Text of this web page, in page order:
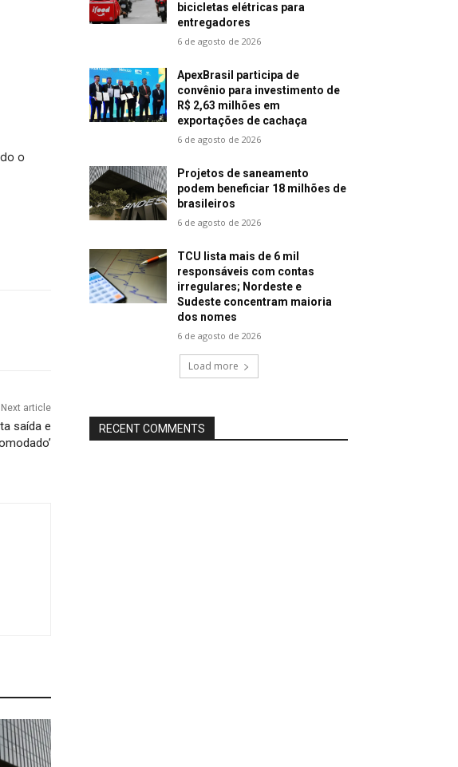
o
Next article
saída e
bicicletas elétricas para
entregadores
6 de agosto de 2026
ApexBrasil participa de
convênio para investimento de
R$ 2,63 milhões em
exportações de cachaça
6 de agosto de 2026
Projetos de saneamento
podem beneficiar 18 milhões de
brasileiros
6 de agosto de 2026
TCU lista mais de 6 mil
responsáveis com contas
irregulares; Nordeste e
Sudeste concentram maioria
dos nomes
6 de agosto de 2026
Load more
RECENT COMMENTS